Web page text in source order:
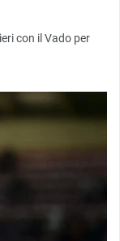
con il Vado per